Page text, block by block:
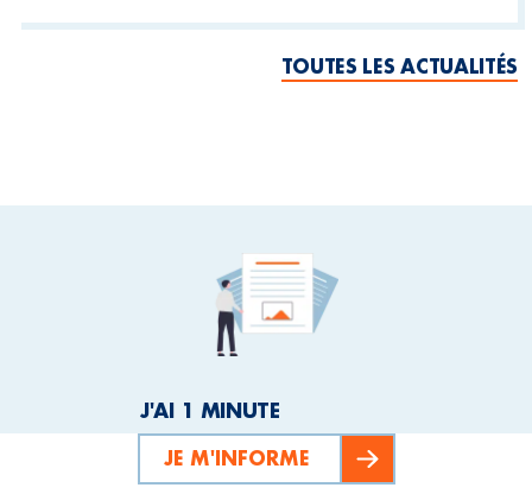
TOUTES LES ACTUALITÉS
J'AI 1 MINUTE
JE M'INFORME